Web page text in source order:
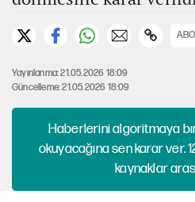
Yayınlanma: 21.05.2026 18:09
Güncelleme: 21.05.2026 18:09
Haberlerini algoritmaya
okuyacağına sen karar ver.
kaynaklar